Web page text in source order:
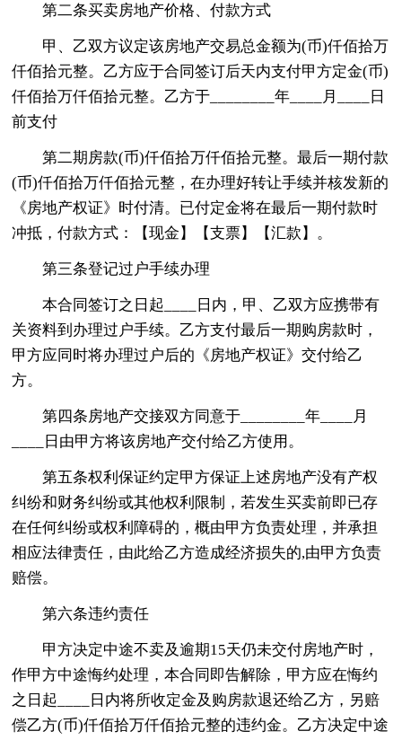
第二条买卖房地产价格、付款方式
甲、乙双方议定该房地产交易总金额为(币)仟佰拾万
仟佰拾元整。乙方应于合同签订后天内支付甲方定金(币)
仟佰拾万仟佰拾元整。乙方于________年____月____日
前支付
第二期房款(币)仟佰拾万仟佰拾元整。最后一期付款
(币)仟佰拾万仟佰拾元整，在办理好转让手续并核发新的
《房地产权证》时付清。已付定金将在最后一期付款时
冲抵，付款方式：【现金】【支票】【汇款】。
第三条登记过户手续办理
本合同签订之日起____日内，甲、乙双方应携带有
关资料到办理过户手续。乙方支付最后一期购房款时，
甲方应同时将办理过户后的《房地产权证》交付给乙
方。
第四条房地产交接双方同意于________年____月
____日由甲方将该房地产交付给乙方使用。
第五条权利保证约定甲方保证上述房地产没有产权
纠纷和财务纠纷或其他权利限制，若发生买卖前即已存
在任何纠纷或权利障碍的，概由甲方负责处理，并承担
相应法律责任，由此给乙方造成经济损失的,由甲方负责
赔偿。
第六条违约责任
甲方决定中途不卖及逾期15天仍未交付房地产时，
作甲方中途悔约处理，本合同即告解除，甲方应在悔约
之日起____日内将所收定金及购房款退还给乙方，另赔
偿乙方(币)仟佰拾万仟佰拾元整的违约金。乙方决定中途